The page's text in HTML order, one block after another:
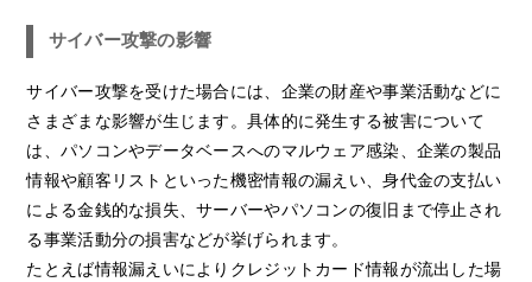
サイバー攻撃の影響
サイバー攻撃を受けた場合には、企業の財産や事業活動などに
さまざまな影響が生じます。具体的に発生する被害について
は、パソコンやデータベースへのマルウェア感染、企業の製品
情報や顧客リストといった機密情報の漏えい、身代金の支払い
による金銭的な損失、サーバーやパソコンの復旧まで停止され
る事業活動分の損害などが挙げられます。
たとえば情報漏えいによりクレジットカード情報が流出した場